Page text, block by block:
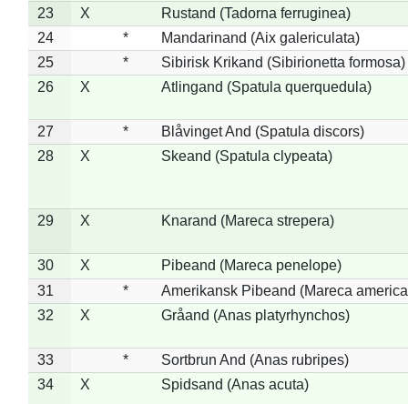
23
X
Rustand (Tadorna ferruginea)
24
*
Mandarinand (Aix galericulata)
25
*
Sibirisk Krikand (Sibirionetta formosa)
26
X Atlingand (Spatula querquedula)
27 *
Blåvinget And (Spatula discors)
28
X Skeand (Spatula clypeata)
29 X Knarand (Mareca strepera)
30 X
Pibeand (Mareca penelope)
31
*
Amerikansk Pibeand (Mareca
32
X Gråand (Anas platyrhynchos)
33 *
Sortbrun And (Anas rubripes)
34
X Spidsand (Anas acuta)